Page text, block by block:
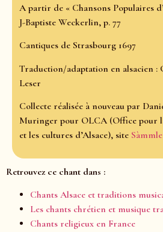
A partir de « Chansons Populaires
J-Baptiste Weckerlin, p. 77
Cantiques de Strasbourg 1697
Traduction/adaptation en alsacien :
Leser
Collecte réalisée à nouveau par
Muringer pour OLCA (Office pour
et les cultures d’Alsace), site Sàmmle
Retrouvez ce chant dans :
Chants Alsace et traditions
Les chants chrétien et musique
Chants religieux en France